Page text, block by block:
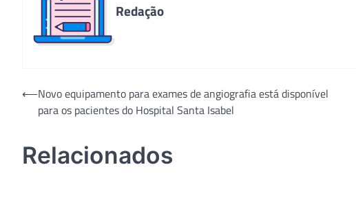
Redação
Navegação
⟵Novo equipamento para exames de angiografia está disponível
para os pacientes do Hospital Santa Isabel
Relacionados